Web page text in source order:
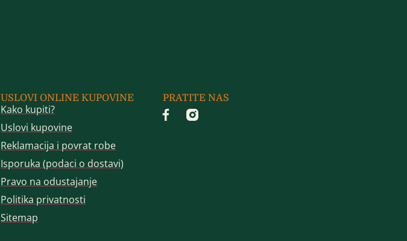
USLOVI ONLINE KUPOVINE
Kako kupiti?
Uslovi kupovine
Reklamacija i povrat robe
Isporuka (podaci o dostavi)
Pravo na odustajanje
Politika privatnosti
Sitemap
PRATITE NAS